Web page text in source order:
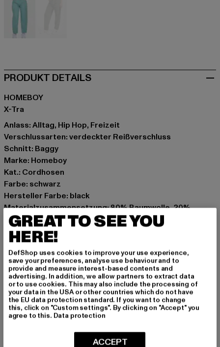
PRODUKT DETAILS
HOMEBOY
X-Tra
Anlass: Alltag, Hip Hop, Freizeit
Verschlussarten: verdeckter Reißverschluss
Schnitt: Baggy
Marke: Homeboy
Kat.: Cordhosen
Farbe: schwarz
Hersteller Farbe: black
Materialzusammensetzung: 80% Baumwolle, 20%
Polyester
Art.Nr: 02PA0301-00007
Hersteller: License to Thrill GmbH |service@homeboy.eu
Max-Planck-Straße 2 | 63150 Heusenstamm | DE
GRÖSSE & PASSFORM
PFLEGEHINWEISE
GREAT TO SEE YOU
HERE!
DefShop uses cookies to improve your use experience,
save your preferences, analyse use behaviour and to
provide and measure interest-based contents and
advertising. In addition, we allow partners to extract data
or to use cookies. This may also include the processing of
your data in the USA or other countries which do not have
the EU data protection standard. If you want to change
this, click on "Custom settings". By clicking on "Accept" you
agree to this. Data protection
ACCEPT